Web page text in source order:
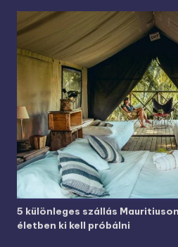
5 különleges szállás
életben ki kell próbálni